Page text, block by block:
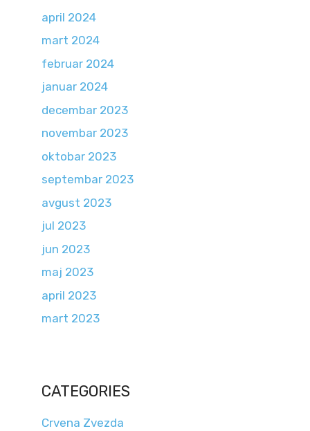
april 2024
mart 2024
februar 2024
januar 2024
decembar 2023
novembar 2023
oktobar 2023
septembar 2023
avgust 2023
jul 2023
jun 2023
maj 2023
april 2023
mart 2023
CATEGORIES
Crvena Zvezda